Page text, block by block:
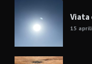
Viata
15